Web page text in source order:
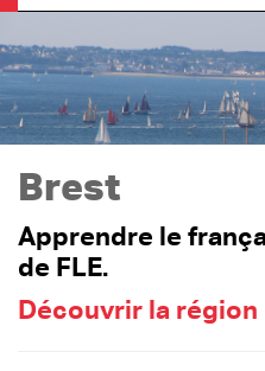
Brest
Apprendre le
de FLE.
Découvrir la région